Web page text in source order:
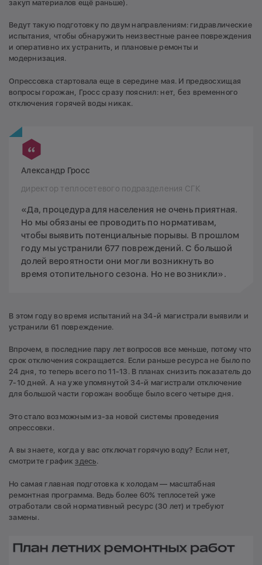
закуп материалов ещё раньше).
Ведут такую подготовку по двум направлениям: гидравлические
испытания, чтобы обнаружить неизвестные ранее повреждения
и оперативно их устранить, и плановые ремонты и
модернизация.
Опрессовка стартовала еще в середине мая. И предвосхищая
вопросы горожан, Гросс сразу пояснил: нет, без временного
отключения горячей воды никак.
Александр Гросс
директор теплосетевого подразделения СГК
«Да, процедура для населения не очень приятная.
Но мы обязаны ее проводить по нормативам,
чтобы выявить потенциальные порывы. В прошлом
году мы устранили 677 повреждений. С большой
долей вероятности они могли возникнуть во
время отопительного сезона. Но не возникли».
В этом году во время испытаний на 34-й магистрали выявили и
устранили 61 повреждение.
Впрочем, в последние пару лет вопросов все меньше, потому что
срок отключения сокращается. Если раньше ресурса не было по
24 дня, то теперь всего по 11-13. В планах снизить показатель до
7-10 дней. А на уже упомянутой 34-й магистрали отключение
для большой части горожан вообще было всего четыре дня.
Это стало возможным из-за новой системы проведения
опрессовки.
А вы знаете, когда у вас отключат горячую воду? Если нет,
смотрите графикздесь.
Но самая главная подготовка к холодам — масштабная
ремонтная программа. Ведь более 60% теплосетей уже
отработали свой нормативный ресурс (30 лет) и требуют
замены.